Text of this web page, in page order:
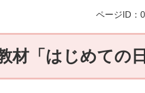
ページID：
材「はじめての